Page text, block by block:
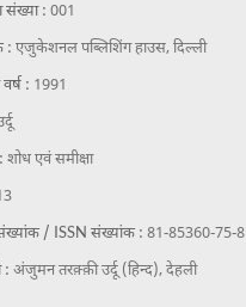
: 001
: एजुकेशनल पब्लिशिंग हाउस, दिल्ली
: 1991
शोध एवं समीक्षा
/ ISSN संख्यांक : 81-85360-75-8
: अंजुमन तरक़्क़ी उर्दू (हिन्द), देहली